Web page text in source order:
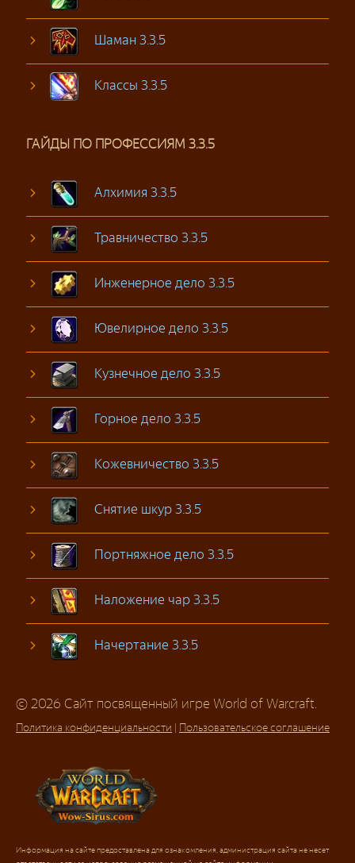
Шаман 3.3.5
Классы 3.3.5
ГАЙДЫ ПО ПРОФЕССИЯМ 3.3.5
Алхимия 3.3.5
Травничество 3.3.5
Инженерное дело 3.3.5
Ювелирное дело 3.3.5
Кузнечное дело 3.3.5
Горное дело 3.3.5
Кожевничество 3.3.5
Снятие шкур 3.3.5
Портняжное дело 3.3.5
Наложение чар 3.3.5
Начертание 3.3.5
© 2026 Сайт посвященный игре World of Warcraft.
Политика конфиденциальности | Пользовательское соглашение
Информация на сайте предоставлена для ознакомления, администрация сайта не несет